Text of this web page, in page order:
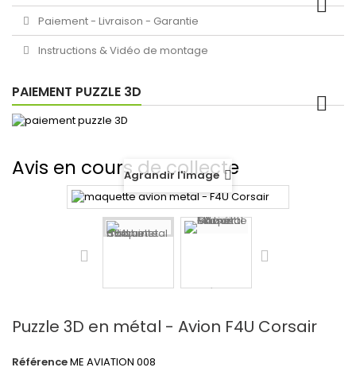
Paiement - Livraison - Garantie
Instructions & Vidéo de montage
PAIEMENT PUZZLE 3D
Avis en cours de collecte
Agrandir l'image
Puzzle 3D en métal - Avion F4U Corsair
RéférenceME AVIATION 008